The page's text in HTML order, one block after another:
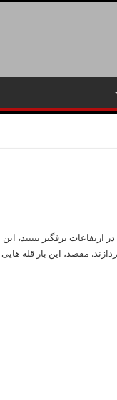
برفگیر ببینند، این
مقصد، این بار قله هایی